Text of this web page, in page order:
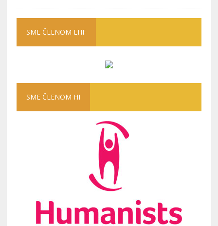
SME ČLENOM EHF
SME ČLENOM HI